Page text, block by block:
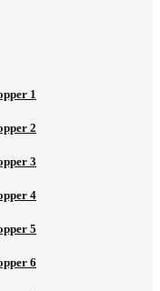
1
2
3
4
5
6